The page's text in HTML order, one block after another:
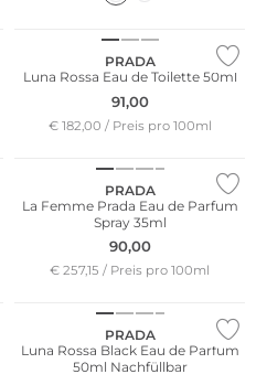
PRADA
Luna Rossa Eau de Toilette 50ml
91,00
€ 182,00 / Preis pro 100ml
PRADA
La Femme Prada Eau de Parfum
Spray 35ml
90,00
€ 257,15 / Preis pro 100ml
PRADA
Luna Rossa Black Eau de Parfum
50ml Nachfüllbar